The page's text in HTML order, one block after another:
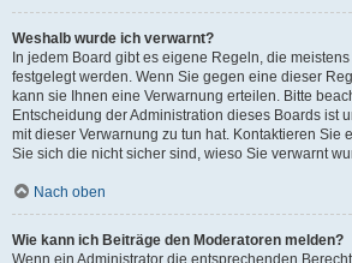
Weshalb wurde ich verwarnt?
In jedem Board gibt es eigene Regeln, die
festgelegt werden. Wenn Sie gegen eine dieser
kann sie Ihnen eine Verwarnung erteilen. Bitte
Entscheidung der Administration dieses Boards ist
mit dieser Verwarnung zu tun hat. Kontaktieren Sie
Sie sich die nicht sicher sind, wieso Sie verwarnt
Nach oben
Wie kann ich Beiträge den Moderatoren melden?
Wenn ein Administrator die entsprechenden